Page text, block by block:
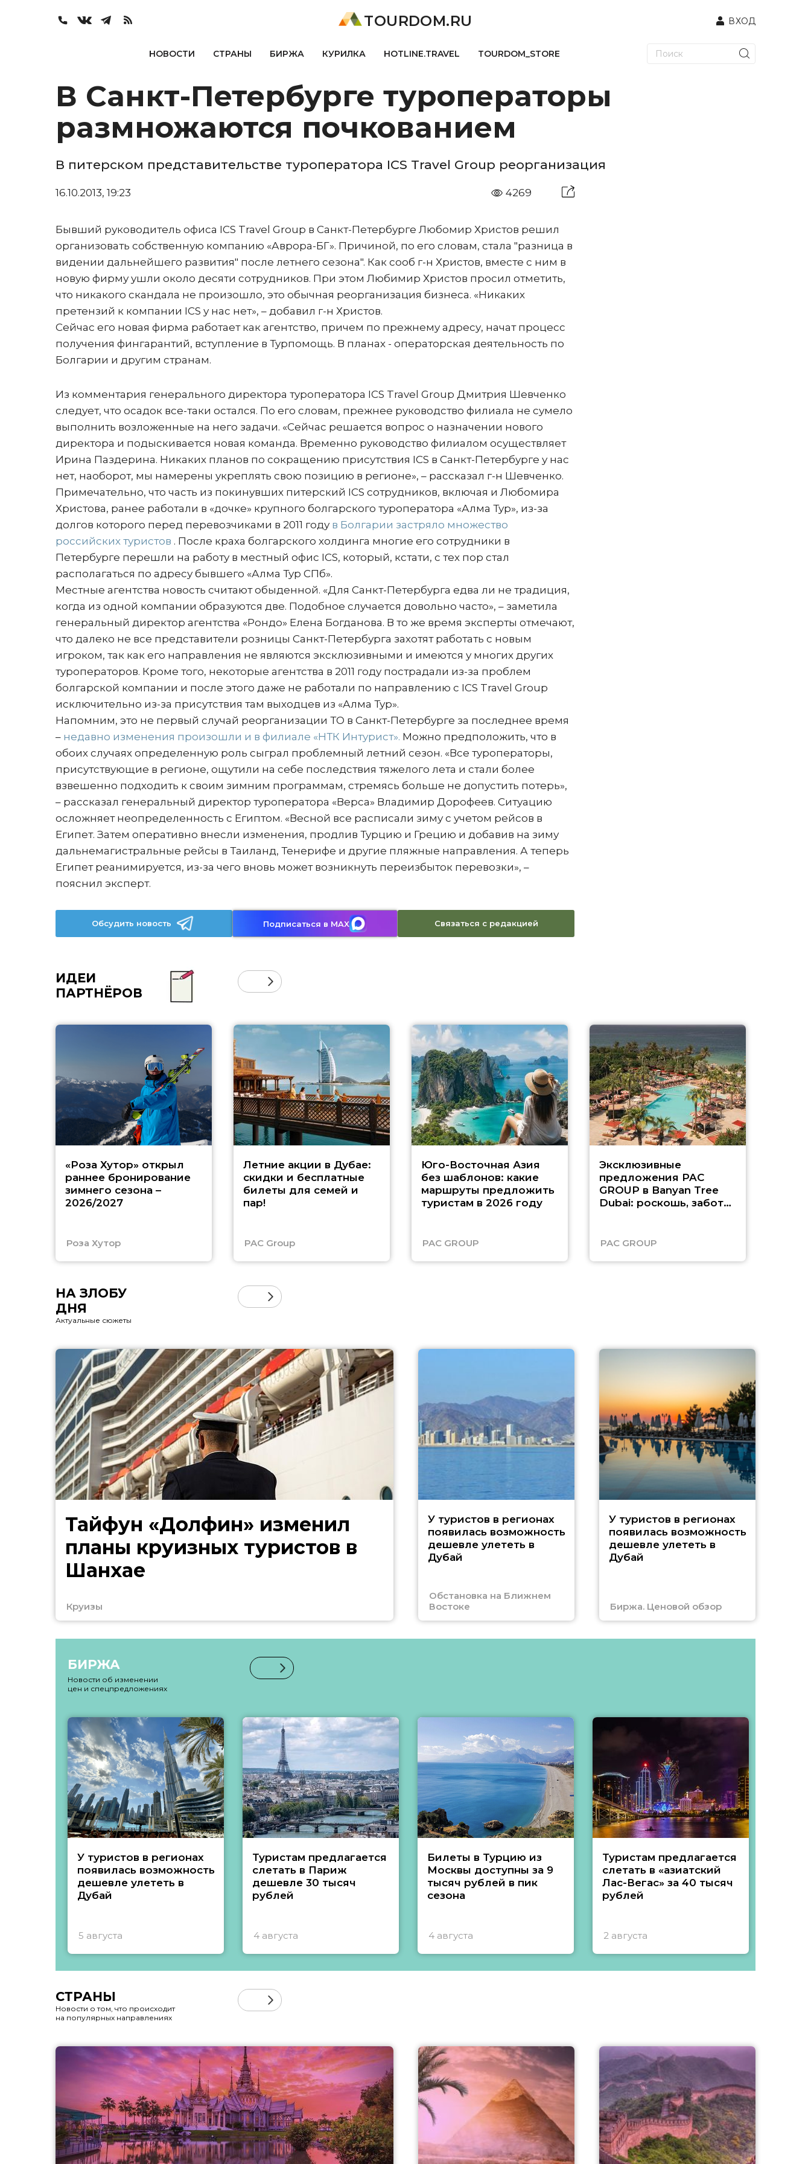
TOURDOM.RU ВХОД
НОВОСТИ СТРАНЫ БИРЖА КУРИЛКА HOTLINE.TRAVEL TOURDOM_STORE
В Санкт-Петербурге туроператоры
размножаются почкованием
В питерском представительстве туроператора ICS Travel Group реорганизация
16.10.2013, 19:23 4269
Бывший руководитель офиса ICS Travel Group в Санкт-Петербурге Любомир Христов решил
организовать собственную компанию «Аврора-БГ». Причиной, по его словам, стала "разница в
видении дальнейшего развития" после летнего сезона". Как сооб г-н Христов, вместе с ним в
новую фирму ушли около десяти сотрудников. При этом Любимир Христов просил отметить,
что никакого скандала не произошло, это обычная реорганизация бизнеса. «Никаких
претензий к компании ICS у нас нет», – добавил г-н Христов.
Сейчас его новая фирма работает как агентство, причем по прежнему адресу, начат процесс
получения фингарантий, вступление в Турпомощь. В планах - операторская деятельность по
Болгарии и другим странам.
Из комментария генерального директора туроператора ICS Travel Group Дмитрия Шевченко
следует, что осадок все-таки остался. По его словам, прежнее руководство филиала не сумело
выполнить возложенные на него задачи. «Сейчас решается вопрос о назначении нового
директора и подыскивается новая команда. Временно руководство филиалом осуществляет
Ирина Паздерина. Никаких планов по сокращению присутствия ICS в Санкт-Петербурге у нас
нет, наоборот, мы намерены укреплять свою позицию в регионе», – рассказал г-н Шевченко.
Примечательно, что часть из покинувших питерский ICS сотрудников, включая и Любомира
Христова, ранее работали в «дочке» крупного болгарского туроператора «Алма Тур», из-за
долгов которого перед перевозчиками в 2011 году в Болгарии застряло множество
российских туристов . После краха болгарского холдинга многие его сотрудники в
Петербурге перешли на работу в местный офис ICS, который, кстати, с тех пор стал
располагаться по адресу бывшего «Алма Тур СПб».
Местные агентства новость считают обыденной. «Для Санкт-Петербурга едва ли не традиция,
когда из одной компании образуются две. Подобное случается довольно часто», – заметила
генеральный директор агентства «Рондо» Елена Богданова. В то же время эксперты отмечают,
что далеко не все представители розницы Санкт-Петербурга захотят работать с новым
игроком, так как его направления не являются эксклюзивными и имеются у многих других
туроператоров. Кроме того, некоторые агентства в 2011 году пострадали из-за проблем
болгарской компании и после этого даже не работали по направлению с ICS Travel Group
исключительно из-за присутствия там выходцев из «Алма Тур».
Напомним, это не первый случай реорганизации ТО в Санкт-Петербурге за последнее время
– недавно изменения произошли и в филиале «НТК Интурист». Можно предположить, что в
обоих случаях определенную роль сыграл проблемный летний сезон. «Все туроператоры,
присутствующие в регионе, ощутили на себе последствия тяжелого лета и стали более
взвешенно подходить к своим зимним программам, стремясь больше не допустить потерь»,
– рассказал генеральный директор туроператора «Верса» Владимир Дорофеев. Ситуацию
осложняет неопределенность с Египтом. «Весной все расписали зиму с учетом рейсов в
Египет. Затем оперативно внесли изменения, продлив Турцию и Грецию и добавив на зиму
дальнемагистральные рейсы в Таиланд, Тенерифе и другие пляжные направления. А теперь
Египет реанимируется, из-за чего вновь может возникнуть переизбыток перевозки», –
пояснил эксперт.
Обсудить новость Подписаться в MAX Связаться с редакцией
ИДЕИ
ПАРТНЁРОВ
«Роза Хутор» открыл
раннее бронирование
зимнего сезона –
2026/2027
Роза Хутор
Летние акции в Дубае:
скидки и бесплатные
билеты для семей и
пар!
PAC Group
Юго-Восточная Азия
без шаблонов: какие
маршруты предложить
туристам в 2026 году
PAC GROUP
Эксклюзивные
предложения PAC
GROUP в Banyan Tree
Dubai: роскошь, забота
PAC GROUP
НА ЗЛОБУ
ДНЯ
Актуальные сюжеты
Тайфун «Долфин» изменил
планы круизных туристов в
Шанхае
Круизы
У туристов в регионах
появилась возможность
дешевле улететь в
Дубай
Обстановка на Ближнем
Востоке
У туристов в регионах
появилась возможность
дешевле улететь в
Дубай
Биржа. Ценовой обзор
БИРЖА
Новости об изменении
цен и спецпредложениях
У туристов в регионах
появилась возможность
дешевле улететь в
Дубай
5 августа
Туристам предлагается
слетать в Париж
дешевле 30 тысяч
рублей
4 августа
Билеты в Турцию из
Москвы доступны за 9
тысяч рублей в пик
сезона
4 августа
Туристам предлагается
слетать в «азиатский
Лас-Вегас» за 40 тысяч
рублей
2 августа
СТРАНЫ
Новости о том, что происходит
на популярных направлениях